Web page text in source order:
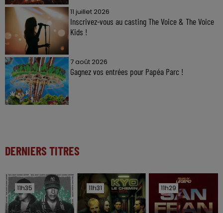
11 juillet 2026
Inscrivez-vous au casting The Voice & The Voice
Kids !
7 août 2026
Gagnez vos entrées pour Papéa Parc !
DERNIERS TITRES
11h35
11h35 11h31
11h31 11h29
11h29